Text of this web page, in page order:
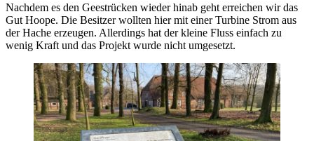
Nachdem es den Geestrücken wieder hinab geht erreichen wir das
Gut Hoope. Die Besitzer wollten hier mit einer Turbine Strom aus
der Hache erzeugen. Allerdings hat der kleine Fluss einfach zu
wenig Kraft und das Projekt wurde nicht umgesetzt.